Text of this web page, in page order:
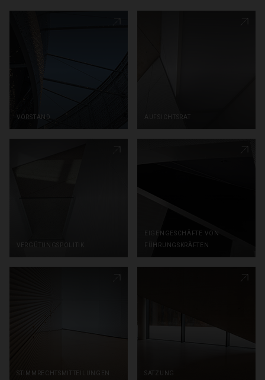
vorstand aufsichtsrat
vergütungspolitik
eigengeschäfte von
führungskräften
stimmrechtsmitteilungen satzung